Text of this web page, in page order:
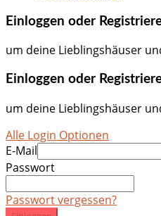
Einloggen oder
um deine Lieblingshäuser
Einloggen oder
um deine Lieblingshäuser
Alle Login Optionen
E-Mail
Passwort
Passwort vergessen?